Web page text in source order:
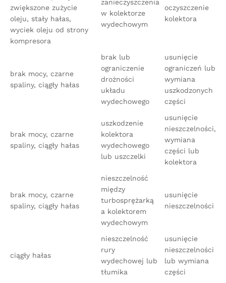
zwiększone zużycie
oleju, stały hałas,
wyciek oleju od strony
kompresora
zanieczyszczenia
w kolektorze
wydechowym
oczyszczenie
kolektora
brak mocy, czarne
spaliny, ciągły hałas
brak lub
ograniczenie
drożności
układu
wydechowego
usunięcie
ograniczeń lub
wymiana
uszkodzonych
części
brak mocy, czarne
spaliny, ciągły hałas
uszkodzenie
kolektora
wydechowego
lub uszczelki
usunięcie
nieszczelności,
wymiana
części lub
kolektora
brak mocy, czarne
spaliny, ciągły hałas
nieszczelność
między
turbosprężarką
a kolektorem
wydechowym
usunięcie
nieszczelności
ciągły hałas
nieszczelność
rury
wydechowej lub
tłumika
usunięcie
nieszczelności
lub wymiana
części